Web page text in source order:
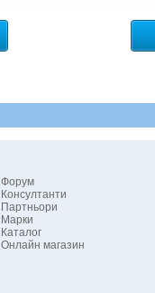
Форум
Консултанти
Партньори
Марки
Каталог
Онлайн магазин